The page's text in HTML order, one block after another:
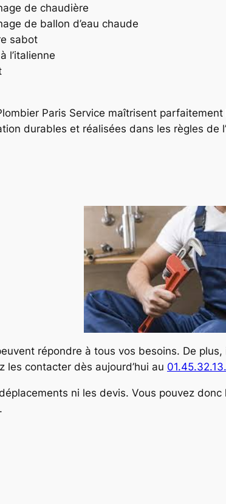
de chaudière
de ballon d’eau chaude
sabot
l’italienne
Paris Service maîtrisent
durables et réalisées dans les règles de
répondre à tous vos besoins. De
les contacter dès aujourd’hui au
ni les devis. Vous pouvez